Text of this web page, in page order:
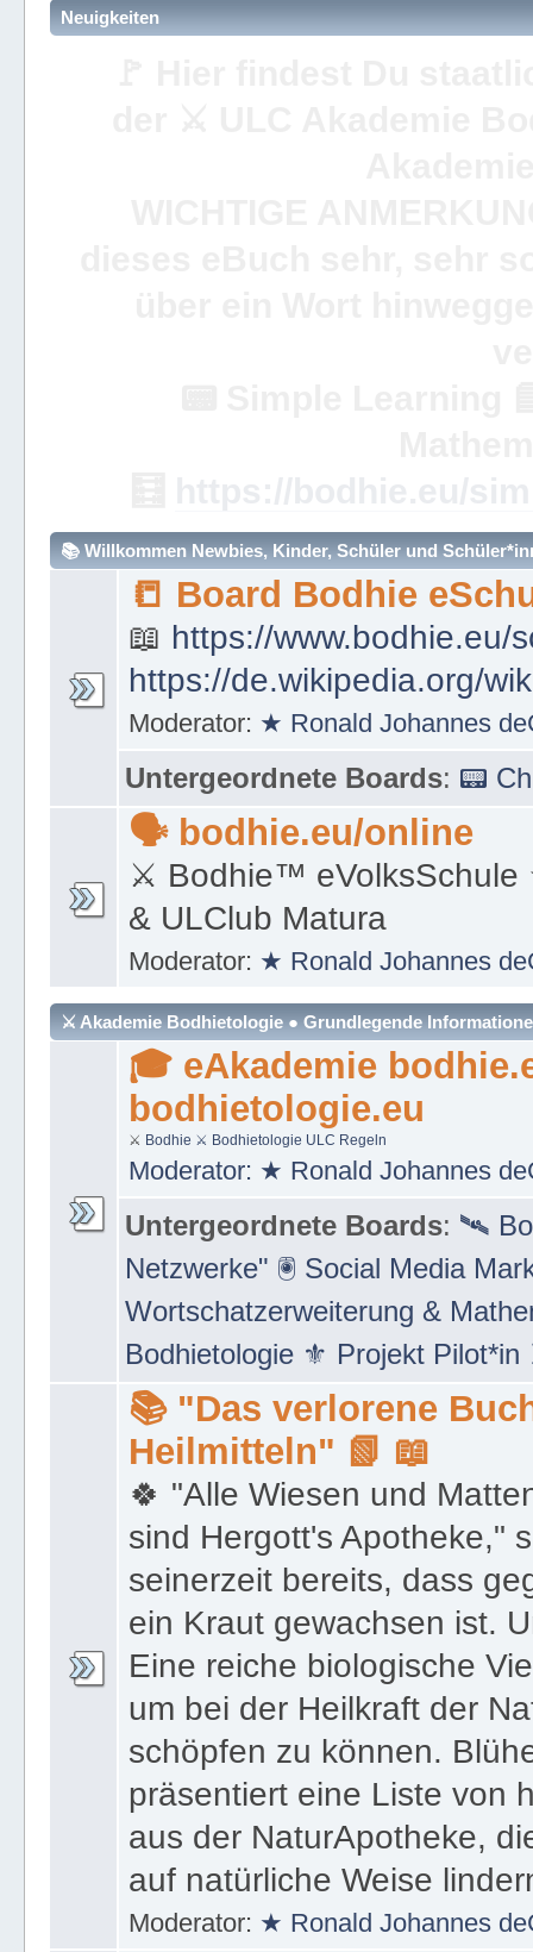
Neuigkeiten
📚 Willkommen Newbies, Kinder, Schüler und
📒 Board Bodhie
📖 https://www.bodhie.eu/
https://de.wikipedia.org/
Moderator: ★ Ronald Johannes
Untergeordnete Boards: 📟
🗣 bodhie.eu/online
⚔ Bodhie™
& ULClub Matura
Moderator: ★ Ronald Johannes
⚔ Akademie Bodhietologie ● Grundlegende
🎓 eAkademie
bodhietologie.eu
⚔ Bodhie ⚔ Bodhietologie ULC Regeln
Moderator: ★ Ronald Johannes
Untergeordnete Boards: 🛰
Netzwerke" 🖲 Social Media
Wortschatzerweiterung &
Bodhietologie ⚜ Projekt
📚 "Das verlorene
Heilmitteln" 📗 📖
🍀 "Alle Wiesen und
sind Hergott's Apotheke,"
seinerzeit bereits, dass
ein Kraut gewachsen ist.
Eine reiche biologische
um bei der Heilkraft der
schöpfen zu können.
präsentiert eine Liste von
aus der NaturApotheke,
auf natürliche Weise
Moderator: ★ Ronald Johannes